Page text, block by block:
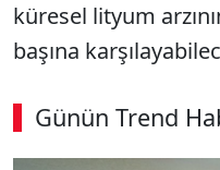
küresel lityum
başına
Günün Trend
00:02 / 02:14